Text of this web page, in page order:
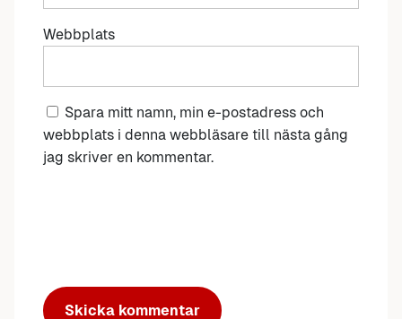
Webbplats
Spara mitt namn, min e-postadress och
webbplats i denna webbläsare till nästa gång
jag skriver en kommentar.